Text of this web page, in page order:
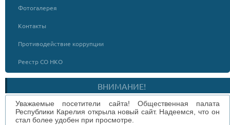
Фотогалерея
Контакты
Противодействие коррупции
Реестр СО НКО
ВНИМАНИЕ!
Уважаемые посетители сайта! Общественная палата
Республики Карелия открыла новый сайт. Надеемся, что он
стал более удобен при просмотре.